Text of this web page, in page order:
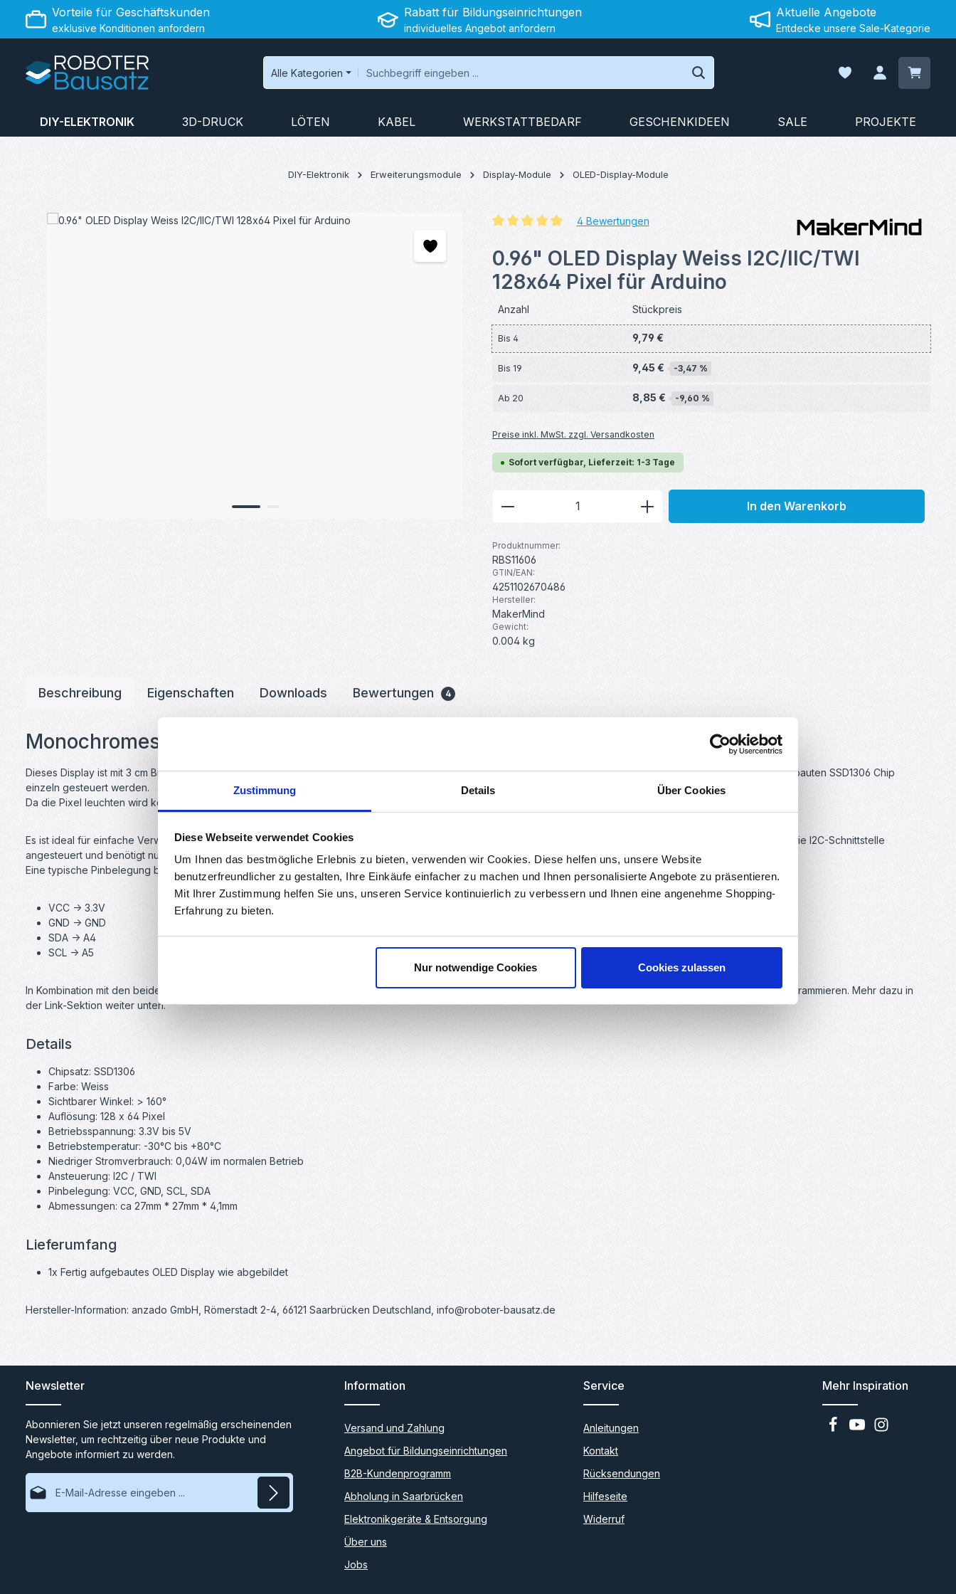
Zustimmung Details Über Cookies
Diese Webseite verwendet Cookies
Um Ihnen das bestmögliche Erlebnis zu bieten, verwenden wir Cookies. Diese helfen uns, unsere Website
benutzerfreundlicher zu gestalten, Ihre Einkäufe einfacher zu machen und Ihnen personalisierte Angebote zu präsentieren.
Mit Ihrer Zustimmung helfen Sie uns, unseren Service kontinuierlich zu verbessern und Ihnen eine angenehme Shopping-
Erfahrung zu bieten.
Nur notwendige Cookies Cookies zulassen
Hauptinhalt springen
Zur Suche springen
Zur Hauptnavigation springen
Vorteile für Geschäftskunden
exklusive Konditionen anfordern
Rabatt für Bildungseinrichtungen
individuelles Angebot anfordern
Aktuelle Angebote
Entdecke unsere Sale-Kategorie
Alle Kategorien
Du hast 0 Produkte
DIY-ELEKTRONIK 3D-DRUCK LÖTEN KABEL WERKSTATTBEDARF GESCHENKIDEEN SALE PROJEKTE
DIY-Elektronik Erweiterungsmodule Display-Module OLED-Display-Module
Bildergalerie überspringen
4 Bewertungen
0.96" OLED Display Weiss I2C/IIC/TWI
128x64 Pixel für Arduino
Anzahl Stückpreis
Bis 4 9,79 €
Bis 19 9,45 € -3,47 %
Ab 20 8,85 € -9,60 %
Preise inkl. MwSt. zzgl. Versandkosten
Sofort verfügbar, Lieferzeit: 1-3 Tage
Produkt Anzahl: Gib den gewünschten Wert ein oder
In den Warenkorb
Produktnummer:
RBS11606
GTIN/EAN:
4251102670486
Hersteller:
MakerMind
Gewicht:
0.004 kg
Beschreibung Eigenschaften Downloads Bewertungen 4
Monochromes 0.96"OLED Display mit 128 x 64 Bildpunkten (weiss)
Dieses Display ist mit 3 cm Bildschirmdiagonale sehr klein und durch hohen Kontrast gut lesbar. Das Display besteht aus 128x64 OLED Bildpunkten die durch den verbauten SSD1306 Chip
einzeln gesteuert werden.
Da die Pixel leuchten wird keine Hintergrundbeleuchtung benötigt, was sich positiv auf den Stromverbrauch auswirkt und dem Display den hohen Kontrast verleiht.
Es ist ideal für einfache Verwendung mit Mikrocontrollern wie Arduino, ATmega, STM32, 8051, AVR, PIC, DSP, ARM, MSP430, PLC,TTL-Logik. Das Display wird über die I2C-Schnittstelle
angesteuert und benötigt nur 4 Anschlüsse.
Eine typische Pinbelegung bei einem Arduino sieht wie folgt aus:
VCC -> 3.3V
GND -> GND
SDA -> A4
SCL -> A5
In Kombination mit den beiden Arduino Bibliotheken Adafruit GFX und Adafruit SSD1306, welche auch Beispiel-Sketches enthalten, lässt sich das Display schnell programmieren. Mehr dazu in
der Link-Sektion weiter unten.
Details
Chipsatz: SSD1306
Farbe: Weiss
Sichtbarer Winkel: > 160°
Auflösung: 128 x 64 Pixel
Betriebsspannung: 3.3V bis 5V
Betriebstemperatur: -30°C bis +80°C
Niedriger Stromverbrauch: 0,04W im normalen Betrieb
Ansteuerung: I2C / TWI
Pinbelegung: VCC, GND, SCL, SDA
Abmessungen: ca 27mm * 27mm * 4,1mm
Lieferumfang
1x Fertig aufgebautes OLED Display wie abgebildet
Hersteller-Information: anzado GmbH, Römerstadt 2-4, 66121 Saarbrücken Deutschland, info@roboter-bausatz.de
Newsletter
Abonnieren Sie jetzt unseren regelmäßig erscheinenden
Newsletter, um rechtzeitig über neue Produkte und
Angebote informiert zu werden.
E-Mail-Adresse*
Information
Versand und Zahlung
Angebot für Bildungseinrichtungen
B2B-Kundenprogramm
Abholung in Saarbrücken
Elektronikgeräte & Entsorgung
Über uns
Jobs
Service
Anleitungen
Kontakt
Rücksendungen
Hilfeseite
Widerruf
Mehr Inspiration